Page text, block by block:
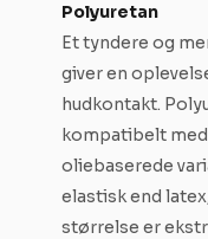
Polyuretan
Et tyndere og
giver en
hudkontakt.
kompatibelt
oliebaserede
elastisk end
størrelse er